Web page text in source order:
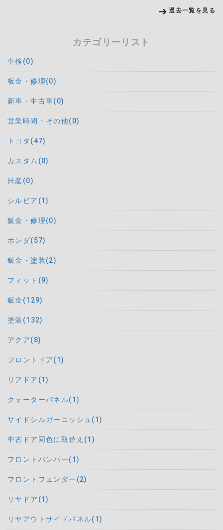
過去一覧を見る
カテゴリーリスト
車検(0)
板金・修理(0)
新車・中古車(0)
営業時間・その他(0)
トヨタ(47)
カスタム(0)
日産(0)
シルビア(1)
鈑金・修理(0)
ホンダ(57)
鈑金・塗装(2)
フィット(9)
鈑金(129)
塗装(132)
アクア(8)
フロントドア(1)
リアドア(1)
クォーターパネル(1)
サイドシルガーニッシュ(1)
中古ドア同色に取替え(1)
フロントバンパー(1)
フロントフェンダー(2)
リヤドア(1)
リヤアウトサイドパネル(1)